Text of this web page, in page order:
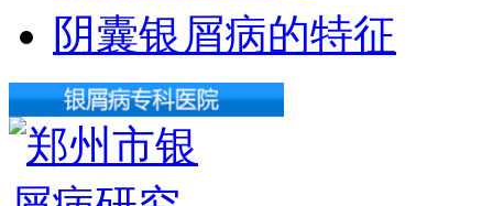
阴囊银屑病的特征